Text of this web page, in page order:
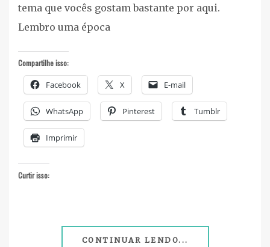
tema que vocês gostam bastante por aqui.
Lembro uma época
Compartilhe isso:
Facebook X E-mail
WhatsApp Pinterest Tumblr
Imprimir
Curtir isso:
CONTINUAR LENDO...